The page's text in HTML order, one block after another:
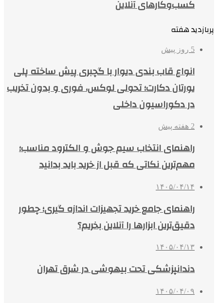
کسب‌وکارهای آنلاین
پربازدید هفته
5 روز پیش
انواع قاب بندی دیوار با گچبری پیش ساخته پلی
یورتان دکارت؛ تحولی لوکس، فوری و بدون تخریب
در دکوراسیون داخلی
2 هفته پیش
راهنمای انتخاب سیم جوش و الکترود مناسب؛
مهم‌ترین نکاتی که قبل از خرید باید بدانید
۱۴۰۵/۰۴/۱۴
راهنمای جامع خرید تجهیزات اندازه گیری؛ چطور
دقیق‌ترین ابزارها را آنلاین بخریم؟
۱۴۰۵/۰۴/۱۳
دندانپزشکی تحت بیهوشی در شرق تهران
۱۴۰۵/۰۴/۰۹